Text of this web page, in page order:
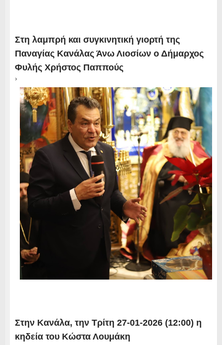
Στη λαμπρή και συγκινητική γιορτή της
Παναγίας Κανάλας Άνω Λιοσίων ο Δήμαρχος
Φυλής Χρήστος Παππούς
›
Στην Κανάλα, την Τρίτη 27-01-2026 (12:00) η
κηδεία του Κώστα Λουμάκη